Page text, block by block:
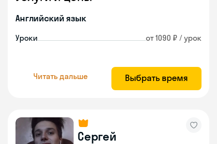
Английский язык
Уроки от 1090 ₽ / урок
Читать дальше Выбрать время
Сергей